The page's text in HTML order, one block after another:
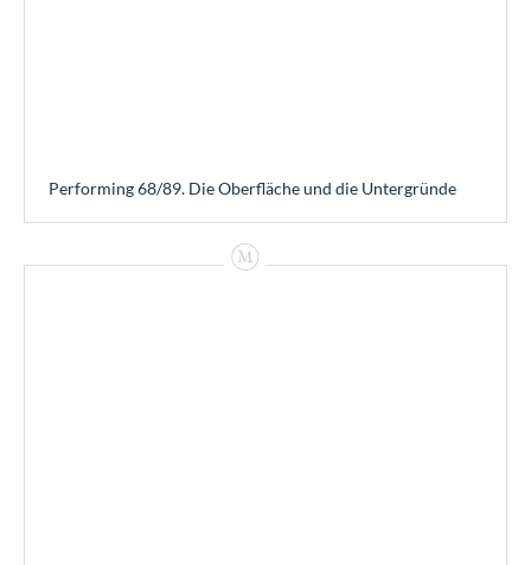
Performing 68/89. Die Oberfläche und die Untergründe